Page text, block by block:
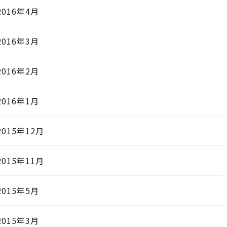
年4月
年3月
年2月
年1月
年12月
年11月
年5月
年3月